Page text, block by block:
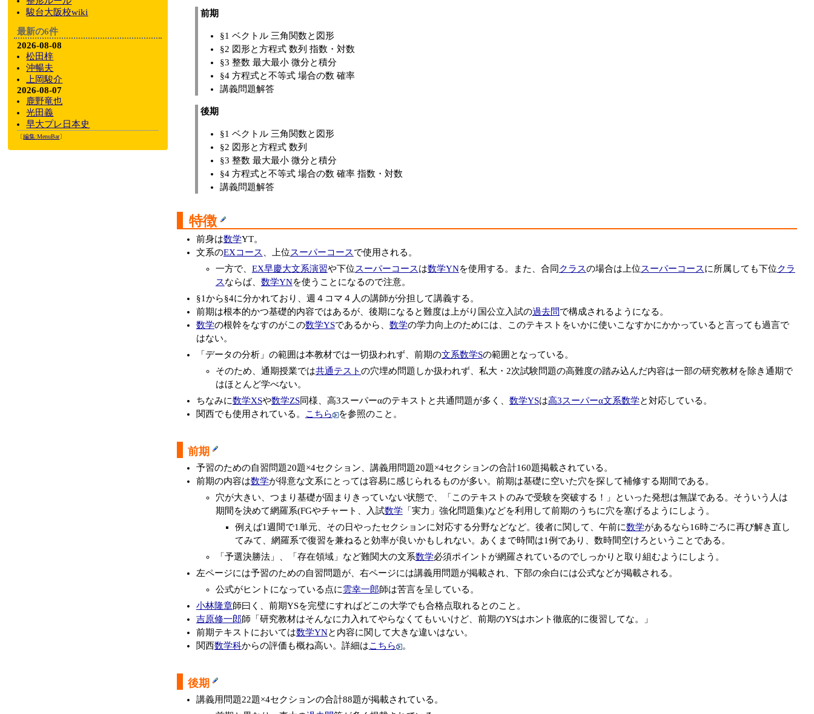
前期
§1 ベクトル 三角関数と図形
§2 図形と方程式 数列 指数・対数
§3 整数 最大最小 微分と積分
§4 方程式と不等式 場合の数 確率
講義問題解答
後期
§1 ベクトル 三角関数と図形
§2 図形と方程式 数列
§3 整数 最大最小 微分と積分
§4 方程式と不等式 場合の数 確率 指数・対数
講義問題解答
特徴
前身は数学YT。
文系のEXコース 、上位スーパーコースで使用される。
一方で、 EX早慶大文系演習や下位スーパーコースは数学YNを使用する。また、合同 クラスの場合は上位スーパーコースに所属しても下位クラ
スならば、 数学YNを使うことになるので注意。
§1から§4に分かれており、週４コマ４人の講師が分担して講義する。
前期は根本的かつ基礎的内容ではあるが、後期になると難度は上がり国公立入試の過去問で構成されるようになる。
数学の根幹をなすのがこの数学YSであるから、 数学の学力向上のためには、このテキストをいかに使いこなすかにかかっていると言っても過言で
はない。
「データの分析」の範囲は本教材では一切扱われず、前期の文系数学Sの範囲となっている。
そのため、通期授業では共通テストの穴埋め問題しか扱われず、私大・2次試験問題の高難度の踏み込んだ内容は一部の研究教材を除き通期で
はほとんど学べない。
ちなみに数学XSや数学ZS同様、高3スーパーαのテキストと共通問題が多く、 数学YSは高3スーパーα文系数学と対応している。
関西でも使用されている。
こちら を参照のこと。
前期
予習のための自習問題20題×4セクション、講義用問題20題×4セクションの合計160題掲載されている。
前期の内容は数学が得意な文系にとっては容易に感じられるものが多い。前期は基礎に空いた穴を探して補修する期間である。
穴が大きい、つまり基礎が固まりきっていない状態で、「このテキストのみで受験を突破する！」といった発想は無謀である。そういう人は
期間を決めて網羅系(FGやチャート、入試数学「実力」強化問題集)などを利用して前期のうちに穴を塞げるようにしよう。
例えば1週間で1単元、その日やったセクションに対応する分野などなど。後者に関して、午前に数学があるなら16時ごろに再び解き直し
てみて、網羅系で復習を兼ねると効率が良いかもしれない。あくまで時間は1例であり、数時間空けろということである。
「予選決勝法」、「存在領域」など難関大の文系数学必須ポイントが網羅されているのでしっかりと取り組むようにしよう。
左ページには予習のための自習問題が、右ページには講義用問題が掲載され、下部の余白には公式などが掲載される。
公式がヒントになっている点に雲幸一郎師は苦言を呈している。
小林隆章師曰く、前期YSを完璧にすればどこの大学でも合格点取れるとのこと。
吉原修一郎師「研究教材はそんなに力入れてやらなくてもいいけど、前期のYSはホント徹底的に復習してな。」
前期テキストにおいては数学YNと内容に関して大きな違いはない。
関西数学科からの評価も概ね高い。詳細はこちら 。
後期
講義用問題22題×4セクションの合計88題が掲載されている。
駿台大阪校wiki
最新の6件
2026-08-08
松田梓
沖暢夫
上岡駿介
2026-08-07
鹿野竜也
光田義
早大プレ日本史
〔編集:MenuBar〕